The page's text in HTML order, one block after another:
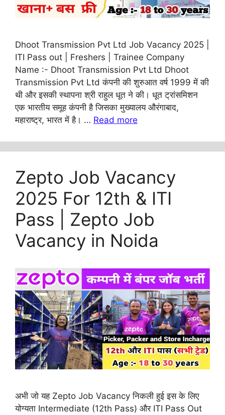
Dhoot Transmission Pvt Ltd Job Vacancy 2025 |
ITI Pass out | Freshers | Trainee Company
Name :- Dhoot Transmission Pvt Ltd Dhoot
Transmission Pvt Ltd कंपनी की शुरुआत वर्ष 1999 में की
थी और इसकी स्थापना श्री राहुल धूत ने की। धूत ट्रांसमिशन
एक भारतीय समूह कंपनी है जिसका मुख्यालय औरंगाबाद,
महाराष्ट्र, भारत में है। … Read more
Zepto Job Vacancy
2025 For 12th & ITI
Pass | Zepto Job
Vacancy in Noida
अभी जो यह Zepto Job Vacancy निकली हुई इस के लिए
योग्यता Intermediate (12th Pass) और ITI Pass Out